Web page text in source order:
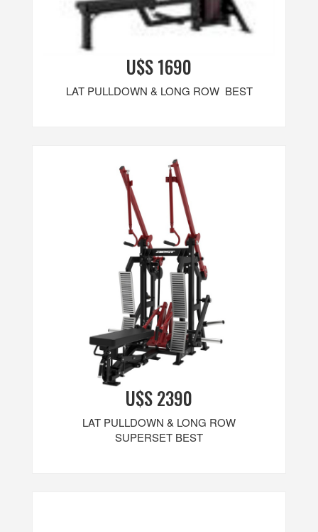
U$S 1690
LAT PULLDOWN & LONG ROW BEST
U$S 2390
LAT PULLDOWN & LONG ROW
SUPERSET BEST